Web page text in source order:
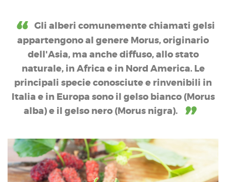
Gli alberi comunemente chiamati gelsi
appartengono al genere Morus, originario
dell'Asia, ma anche diffuso, allo stato
naturale, in Africa e in Nord America. Le
principali specie conosciute e rinvenibili in
Italia e in Europa sono il gelso bianco (Morus
alba) e il gelso nero (Morus nigra).